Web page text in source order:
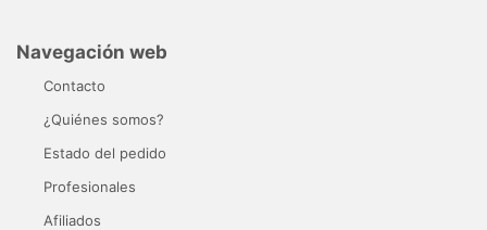
Navegación web
Contacto
¿Quiénes somos?
Estado del pedido
Profesionales
Afiliados